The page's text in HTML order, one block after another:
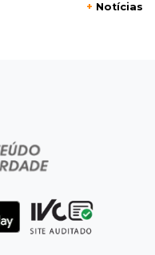
faz campanha
são destaques
área de mata em
+ Notícias